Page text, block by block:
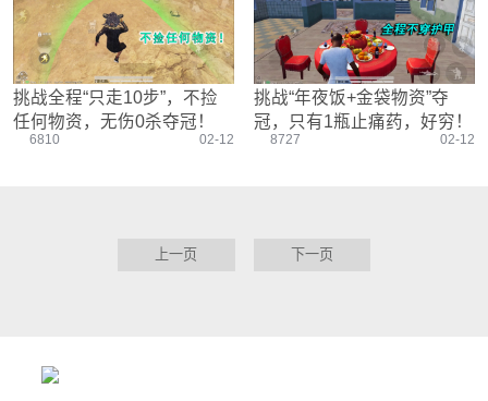
挑战全程“只走10步”，不捡
任何物资，无伤0杀夺冠！
6810 02-12
挑战“年夜饭+金袋物资”夺
冠，只有1瓶止痛药，好穷！
8727 02-12
上一页 下一页